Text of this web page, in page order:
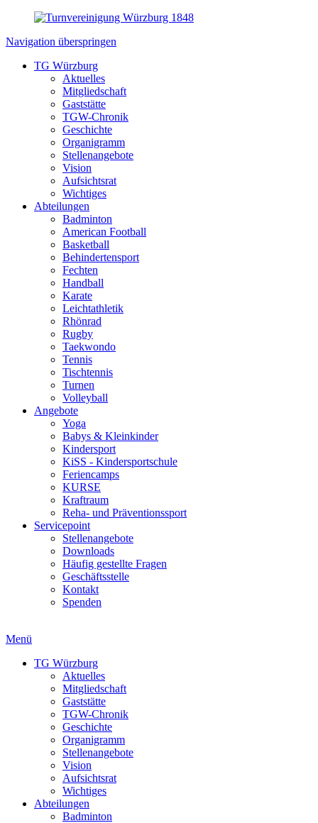
Navigation überspringen
TG Würzburg
Aktuelles
Mitgliedschaft
Gaststätte
TGW-Chronik
Geschichte
Organigramm
Stellenangebote
Vision
Aufsichtsrat
Wichtiges
Abteilungen
Badminton
American Football
Basketball
Behindertensport
Fechten
Handball
Karate
Leichtathletik
Rhönrad
Rugby
Taekwondo
Tennis
Tischtennis
Turnen
Volleyball
Angebote
Yoga
Babys & Kleinkinder
Kindersport
KiSS - Kindersportschule
Feriencamps
KURSE
Kraftraum
Reha- und Präventionssport
Servicepoint
Stellenangebote
Downloads
Häufig gestellte Fragen
Geschäftsstelle
Kontakt
Spenden
Menü
TG Würzburg
Aktuelles
Mitgliedschaft
Gaststätte
TGW-Chronik
Geschichte
Organigramm
Stellenangebote
Vision
Aufsichtsrat
Wichtiges
Abteilungen
Badminton